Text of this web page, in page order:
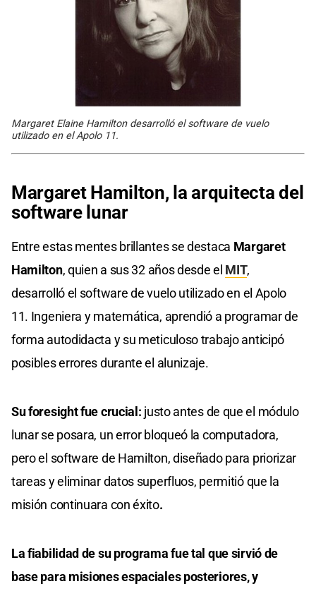
Margaret Elaine Hamilton desarrolló el software de vuelo
utilizado en el Apolo 11.
Margaret Hamilton, la arquitecta del
software lunar
Entre estas mentes brillantes se destaca Margaret
Hamilton, quien a sus 32 años desde el MIT,
desarrolló el software de vuelo utilizado en el Apolo
11. Ingeniera y matemática, aprendió a programar de
forma autodidacta y su meticuloso trabajo anticipó
posibles errores durante el alunizaje.
Su foresight fue crucial: justo antes de que el módulo
lunar se posara, un error bloqueó la computadora,
pero el software de Hamilton, diseñado para priorizar
tareas y eliminar datos superfluos, permitió que la
misión continuara con éxito.
La fiabilidad de su programa fue tal que sirvió de
base para misiones espaciales posteriores, y